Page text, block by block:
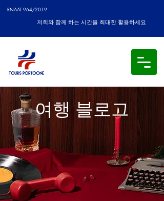
RNAAT 964/2019
저희와 함께 하는 시간을 최대한 활용하세요
여행 블로그